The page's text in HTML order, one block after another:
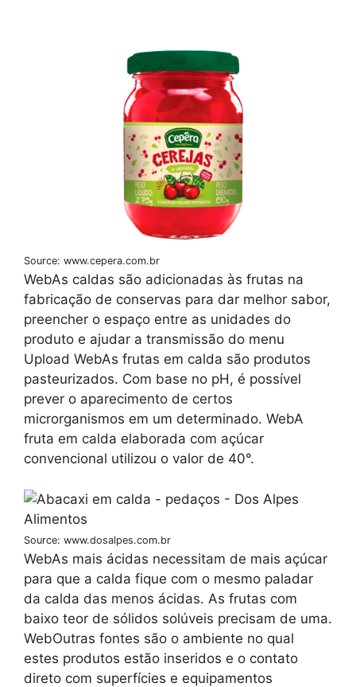
Source: www.cepera.com.br
WebAs caldas são adicionadas às frutas na
fabricação de conservas para dar melhor sabor,
preencher o espaço entre as unidades do
produto e ajudar a transmissão do menu
Upload WebAs frutas em calda são produtos
pasteurizados. Com base no pH, é possível
prever o aparecimento de certos
microrganismos em um determinado. WebA
fruta em calda elaborada com açúcar
convencional utilizou o valor de 40°.
Source: www.dosalpes.com.br
WebAs mais ácidas necessitam de mais açúcar
para que a calda fique com o mesmo paladar
da calda das menos ácidas. As frutas com
baixo teor de sólidos solúveis precisam de uma.
WebOutras fontes são o ambiente no qual
estes produtos estão inseridos e o contato
direto com superfícies e equipamentos